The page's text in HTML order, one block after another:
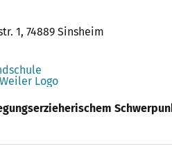
1, 74889 Sinsheim